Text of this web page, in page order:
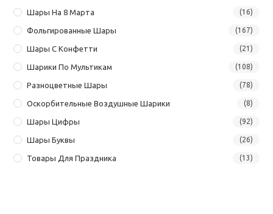
Шары На 8 Марта (16)
Фольгированные Шары (167)
Шары С Конфетти (21)
Шарики По Мультикам (108)
Разноцветные Шары (78)
Оскорбительные Воздушные Шарики (8)
Шары Цифры (92)
Шары Буквы (26)
Товары Для Праздника (13)